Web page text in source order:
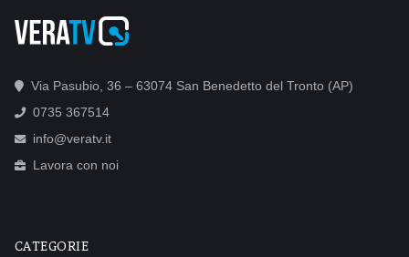
Via Pasubio, 36 – 63074 San Benedetto del Tronto (AP)
0735 367514
info@veratv.it
Lavora con noi
CATEGORIE